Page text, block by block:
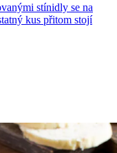
stínidly se na
kus přitom stojí